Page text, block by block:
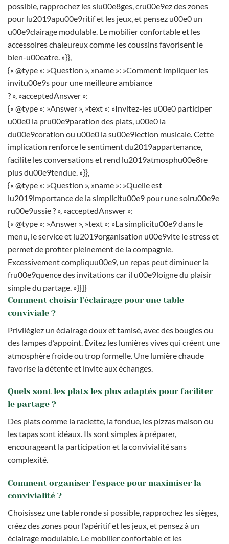
possible, rapprochez les siu00e8ges, cru00e9ez des zones
pour lu2019apu00e9ritif et les jeux, et pensez u00e0 un
u00e9clairage modulable. Le mobilier confortable et les
accessoires chaleureux comme les coussins favorisent le
bien-u00eatre. »}},
{« @type »: »Question », »name »: »Comment impliquer les
invitu00e9s pour une meilleure ambiance
? », »acceptedAnswer »:
{« @type »: »Answer », »text »: »Invitez-les u00e0 participer
u00e0 la pru00e9paration des plats, u00e0 la
du00e9coration ou u00e0 la su00e9lection musicale. Cette
implication renforce le sentiment du2019appartenance,
facilite les conversations et rend lu2019atmosphu00e8re
plus du00e9tendue. »}},
{« @type »: »Question », »name »: »Quelle est
lu2019importance de la simplicitu00e9 pour une soiru00e9e
ru00e9ussie ? », »acceptedAnswer »:
{« @type »: »Answer », »text »: »La simplicitu00e9 dans le
menu, le service et lu2019organisation u00e9vite le stress et
permet de profiter pleinement de la compagnie.
Excessivement compliquu00e9, un repas peut diminuer la
fru00e9quence des invitations car il u00e9loigne du plaisir
simple du partage. »}}]}
Comment choisir l’éclairage pour une table
conviviale ?
Privilégiez un éclairage doux et tamisé, avec des bougies ou
des lampes d’appoint. Évitez les lumières vives qui créent une
atmosphère froide ou trop formelle. Une lumière chaude
favorise la détente et invite aux échanges.
Quels sont les plats les plus adaptés pour faciliter
le partage ?
Des plats comme la raclette, la fondue, les pizzas maison ou
les tapas sont idéaux. Ils sont simples à préparer,
encourageant la participation et la convivialité sans
complexité.
Comment organiser l’espace pour maximiser la
convivialité ?
Choisissez une table ronde si possible, rapprochez les sièges,
créez des zones pour l’apéritif et les jeux, et pensez à un
éclairage modulable. Le mobilier confortable et les